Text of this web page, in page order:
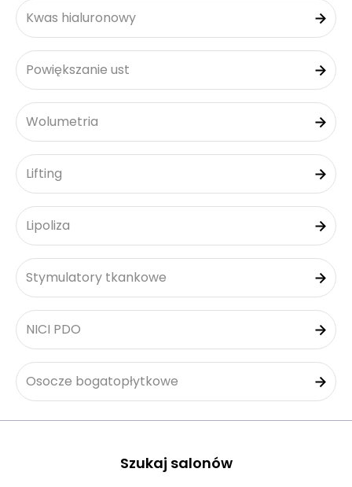
Kwas hialuronowy
Powiększanie ust
Wolumetria
Lifting
Lipoliza
Stymulatory tkankowe
NICI PDO
Osocze bogatopłytkowe
Szukaj salonów